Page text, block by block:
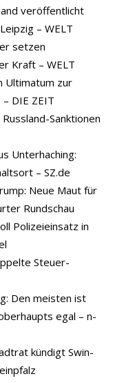
veröffentlicht
– WELT
setzen
Kraft – WELT
Ultimatum zur
DIE ZEIT
Sanktionen
Unterhaching:
– SZ.de
Neue Maut für
Rundschau
Polizeieinsatz in
Steuer-
Den meisten ist
egal – n-
kün­digt Swin­